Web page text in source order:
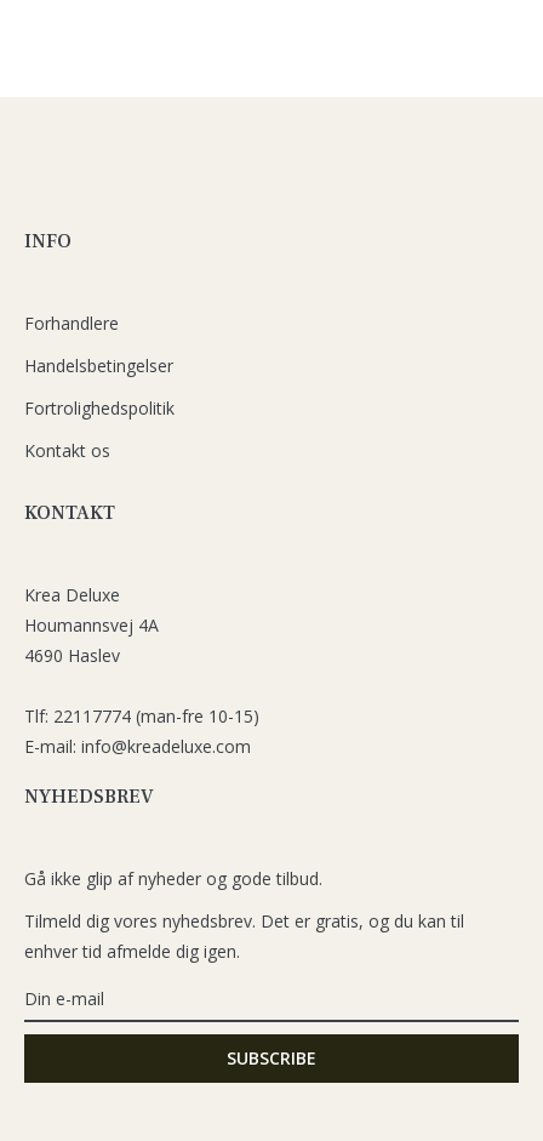
INFO
Forhandlere
Handelsbetingelser
Fortrolighedspolitik
Kontakt os
KONTAKT
Krea Deluxe
Houmannsvej 4A
4690 Haslev
Tlf: 22117774 (man-fre 10-15)
E-mail: info@kreadeluxe.com
NYHEDSBREV
Gå ikke glip af nyheder og gode tilbud.
Tilmeld dig vores nyhedsbrev. Det er gratis, og du kan til
enhver tid afmelde dig igen.